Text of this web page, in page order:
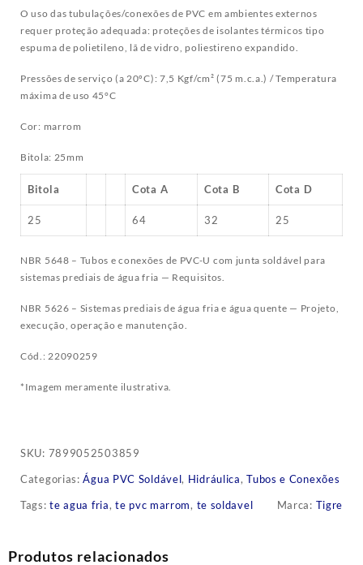
O uso das tubulações/conexões de PVC em ambientes externos
requer proteção adequada: proteções de isolantes térmicos tipo
espuma de polietileno, lã de vidro, poliestireno expandido.
Pressões de serviço (a 20ºC): 7,5 Kgf/cm² (75 m.c.a.) / Temperatura
máxima de uso 45°C
Cor: marrom
Bitola: 25mm
Bitola Cota A Cota B Cota D
25 64 32 25
NBR 5648 – Tubos e conexões de PVC-U com junta soldável para
sistemas prediais de água fria — Requisitos.
NBR 5626 – Sistemas prediais de água fria e água quente — Projeto,
execução, operação e manutenção.
Cód.: 22090259
*Imagem meramente ilustrativa.
SKU: 7899052503859
Categorias:Água PVC Soldável, Hidráulica,Tubos e Conexões
Tags:te agua fria,te pvc marrom, te soldavel Marca: Tigre
Produtos relacionados